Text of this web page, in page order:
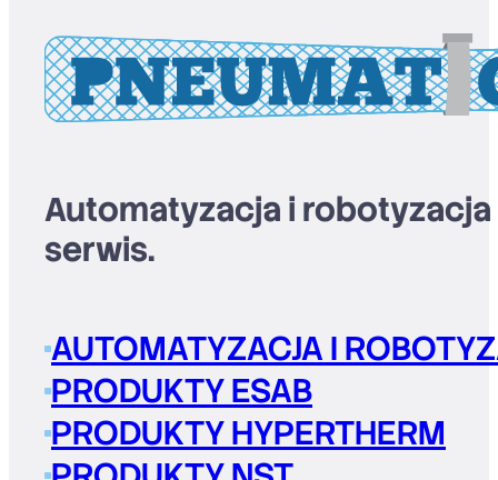
Automatyzacja i
serwis.
AUTOMATYZACJA I
PRODUKTY ESAB
PRODUKTY HYPERTHERM